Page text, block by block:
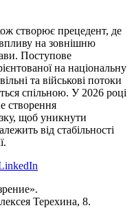
створює прецедент, де
на зовнішню
Поступове
на національну
та військові потоки
спільною. У 2026 році
створення
щоб уникнути
від стабільності
Терехина, 8.